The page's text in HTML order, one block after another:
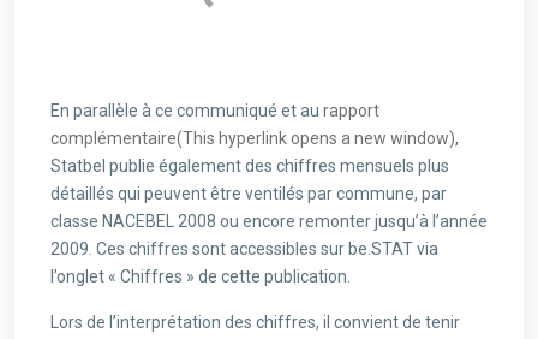
En parallèle à ce communiqué et au rapport
complémentaire(This hyperlink opens a new window),
Statbel publie également des chiffres mensuels plus
détaillés qui peuvent être ventilés par commune, par
classe NACEBEL 2008 ou encore remonter jusqu’à l’année
2009. Ces chiffres sont accessibles sur be.STAT via
l’onglet « Chiffres » de cette publication.
Lors de l’interprétation des chiffres, il convient de tenir